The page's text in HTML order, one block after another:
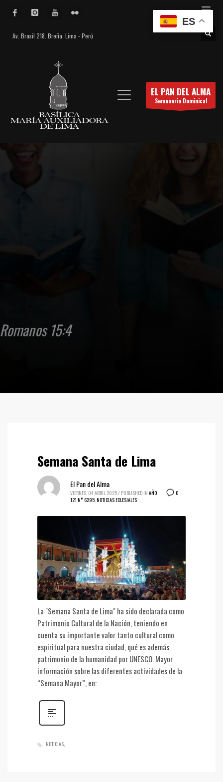
Av. Brasil 218. Breña. Lima - Perú
EL PAN DEL ALMA
Semanario Dominical
El Pan del Alma
Romanos 15:4
Semana Santa de Lima
0
El Pan del Alma
VIERNES, 04 ABRIL 2025/ PUBLISHED IN AÑO
121 N° 6295,NOTICIAS ECLESIALES
La "Semana Santa de Lima" ha sido declarada como
Patrimonio Cultural de la Nación, teniendo en
cuenta su importante valor tanto cultural como
espiritual para nuestra ciudad, qué es además
patrimonio de la humanidad por UNESCO. Mayor
información sobre las diferentes actividades de la
“Semana Mayor”, en:
NOTICIAS
ES